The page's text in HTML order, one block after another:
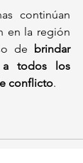
continúan
en la región
de brindar
a todos los
conflicto.